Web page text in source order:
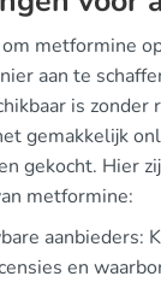
metformine
aan te
is zonder
gemakkelijk
gekocht. Hier
metformine:
aanbieders:
en